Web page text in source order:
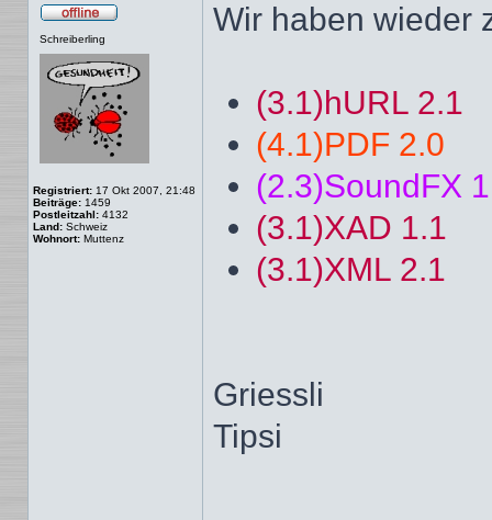
Schreiberling
Registriert: 17 Okt 2007, 21:48
Beiträge: 1459
Postleitzahl: 4132
Land: Schweiz
Wohnort: Muttenz
Wir haben wieder
(3.1)hURL 2.1
(4.1)PDF 2.0
(2.3)SoundFX
(3.1)XAD 1.1
(3.1)XML 2.1
Griessli
Tipsi